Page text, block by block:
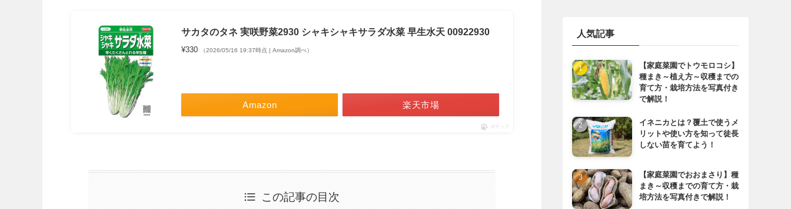
サカタのタネ 実咲野菜2930 シャキシャキサラダ水菜 早生水天 00922930
¥330 （2026/05/16 19:37時点 | Amazon調べ）
Amazon 楽天市場
ポチップ
この記事の目次
人気記事
【家庭菜園でトウモロコシ】
種まき～植え方～収穫までの
育て方・栽培方法を写真付き
で解説！
イネニカとは？覆土で使うメ
リットや使い方を知って徒長
しない苗を育てよう！
【家庭菜園でおおまさり】種
まき～収穫までの育て方・栽
培方法を写真付きで解説！